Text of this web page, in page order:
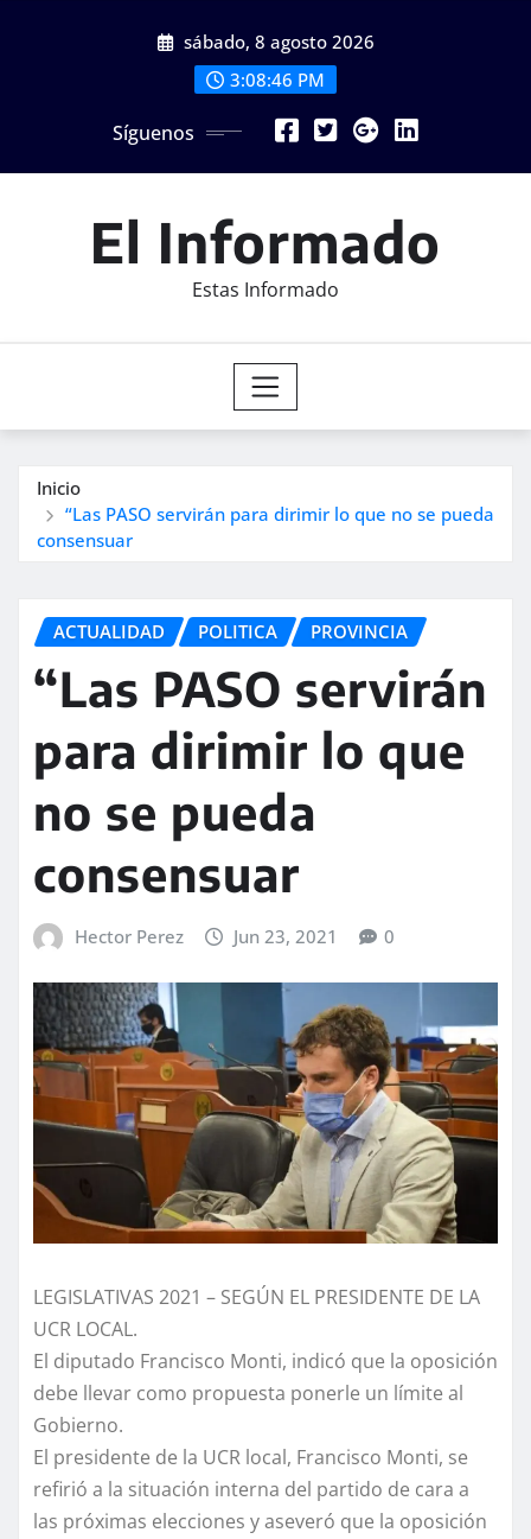
sábado, 8 agosto 2026
3:08:48 PM
Síguenos
El Informado
Estas Informado
Inicio
“Las PASO servirán para dirimir lo que no se pueda
consensuar
ACTUALIDAD POLITICA PROVINCIA
“Las PASO servirán
para dirimir lo que
no se pueda
consensuar
Hector Perez Jun 23, 2021 0
LEGISLATIVAS 2021 – SEGÚN EL PRESIDENTE DE LA
UCR LOCAL.
El diputado Francisco Monti, indicó que la oposición
debe llevar como propuesta ponerle un límite al
Gobierno.
El presidente de la UCR local, Francisco Monti, se
refirió a la situación interna del partido de cara a
las próximas elecciones y aseveró que la oposición